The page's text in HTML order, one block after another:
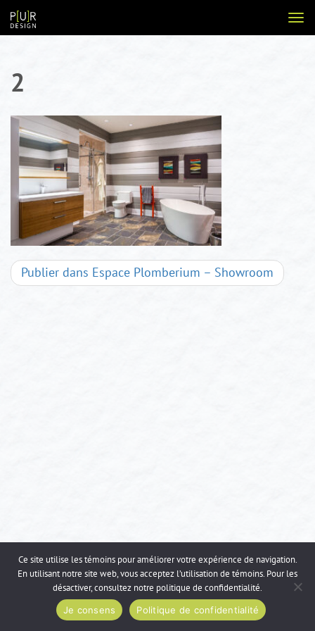
contenu
2
Navigation
Publier dans Espace Plomberium – Showroom
Voir
Ce site utilise les témoins pour améliorer votre expérience de navigation.
En utilisant notre site web, vous acceptez l’utilisation de témoins. Pour les
désactiver, consultez notre politique de confidentialité.
Je consens
Politique de confidentialité